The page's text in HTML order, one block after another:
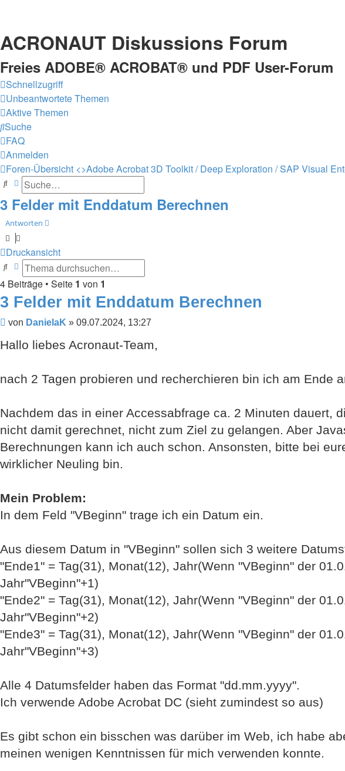
ACRONAUT Diskussions Forum
Freies ADOBE® ACROBAT® und PDF User-Forum
Schnellzugriff
Unbeantwortete Themen
Aktive Themen
Suche
FAQ
Anmelden
Foren-Übersicht <>Adobe Acrobat 3D Toolkit / Deep Exploration / SAP Visual
SucheErweiterte Suche
3 Felder mit Enddatum Berechnen
Antworten
Druckansicht
SucheErweiterte Suche
4 Beiträge • Seite 1 von 1
3 Felder mit Enddatum Berechnen
Beitrag
von DanielaK » 09.07.2024, 13:27
Hallo liebes Acronaut-Team,
nach 2 Tagen probieren und recherchieren bin ich am Ende
Nachdem das in einer Accessabfrage ca. 2 Minuten dauert,
nicht damit gerechnet, nicht zum Ziel zu gelangen. Aber
Berechnungen kann ich auch schon. Ansonsten, bitte bei
wirklicher Neuling bin.
Mein Problem:
In dem Feld "VBeginn" trage ich ein Datum ein.
Aus diesem Datum in "VBeginn" sollen sich 3 weitere
"Ende1" = Tag(31), Monat(12), Jahr(Wenn "VBeginn" der
Jahr"VBeginn"+1)
"Ende2" = Tag(31), Monat(12), Jahr(Wenn "VBeginn" der
Jahr"VBeginn"+2)
"Ende3" = Tag(31), Monat(12), Jahr(Wenn "VBeginn" der
Jahr"VBeginn"+3)
Alle 4 Datumsfelder haben das Format "dd.mm.yyyy".
Ich verwende Adobe Acrobat DC (sieht zumindest so aus)
Es gibt schon ein bisschen was darüber im Web, ich habe
meinen wenigen Kenntnissen für mich verwenden konnte.